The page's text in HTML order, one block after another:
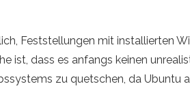
Feststellungen mit installierten
ist, dass es anfangs keinen
zu quetschen, da Ubuntu